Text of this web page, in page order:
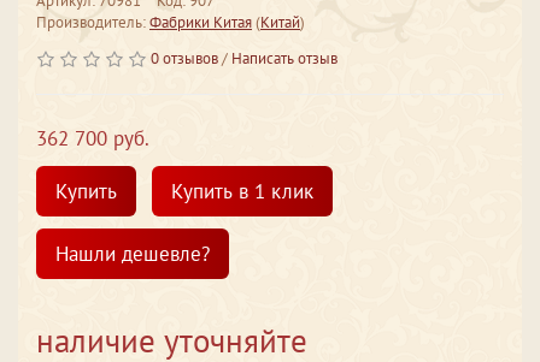
Производитель:Фабрики Китая(Китай)
0 отзывов/ Написать отзыв
362 700 руб.
Купить
Купить в 1 клик
Нашли дешевле?
наличие уточняйте